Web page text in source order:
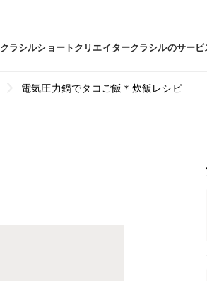
クラシルショートクリエイタークラシルのサービ
電気圧力鍋でタコご飯＊炊飯レシピ